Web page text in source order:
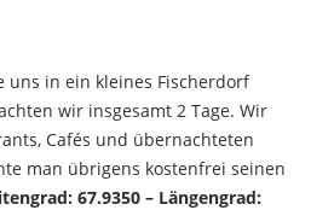
uns in ein kleines Fischerdorf
wir insgesamt 2 Tage. Wir
Cafés und übernachteten
man übrigens kostenfrei seinen
67.9350 – Längengrad: